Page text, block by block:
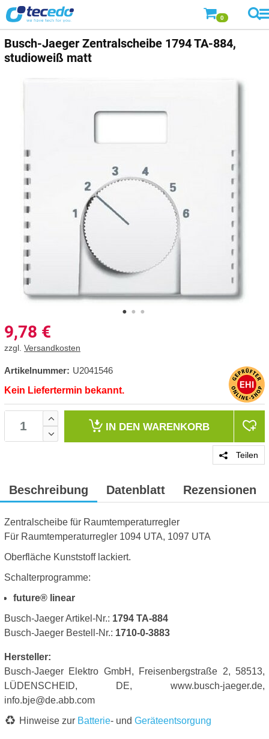
0
Busch-Jaeger Zentralscheibe 1794 TA-884,
studioweiß matt
9,78 €
zzgl. Versandkosten
Artikelnummer: U2041546
Kein Liefertermin bekannt.
IN DEN WARENKORB
Teilen
Beschreibung Datenblatt Rezensionen
Zentralscheibe für Raumtemperaturregler
Für Raumtemperaturregler 1094 UTA, 1097 UTA
Oberfläche Kunststoff lackiert.
Schalterprogramme:
future® linear
Busch-Jaeger Artikel-Nr.: 1794 TA-884
Busch-Jaeger Bestell-Nr.: 1710-0-3883
Hersteller:
Busch-Jaeger Elektro GmbH, Freisenbergstraße 2, 58513,
LÜDENSCHEID, DE, www.busch-jaeger.de,
info.bje@de.abb.com
Hinweise zur Batterie- und Geräteentsorgung